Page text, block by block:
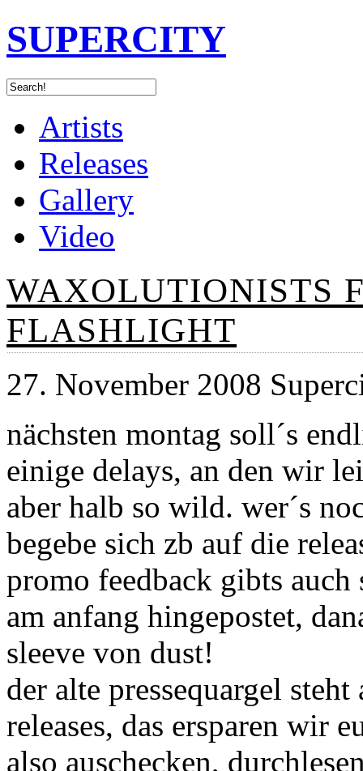
SUPERCITY
Artists
Releases
Gallery
Video
WAXOLUTIONISTS
FLASHLIGHT
27. November 2008
nächsten montag soll´s
einige delays, an den wir
aber halb so wild. wer´s
begebe sich zb auf die
promo feedback gibts
am anfang hingepostet,
sleeve von dust!
der alte pressequargel
releases, das ersparen wir
also auschecken,